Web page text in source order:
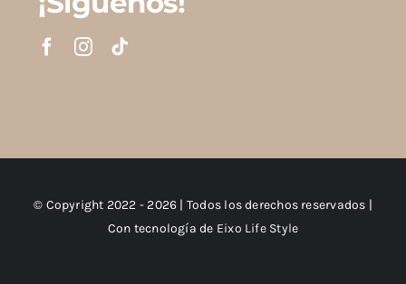
© Copyright 2022 - 2026 | Todos los derechos reservados |
Con tecnología de Eixo Life Style